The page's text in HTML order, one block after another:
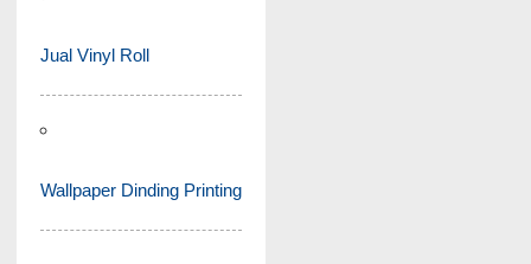
Jual Vinyl Roll
Wallpaper Dinding Printing